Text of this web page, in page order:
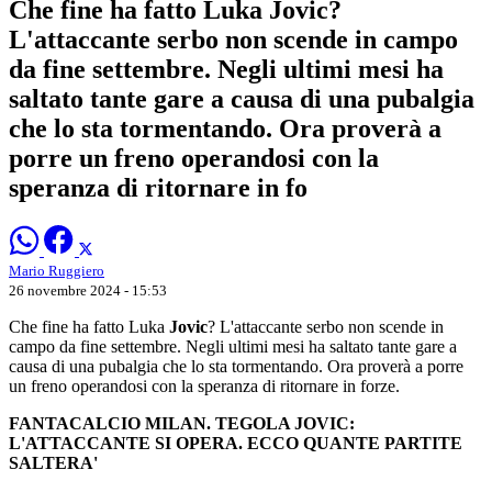
Che fine ha fatto Luka Jovic?
L'attaccante serbo non scende in campo
da fine settembre. Negli ultimi mesi ha
saltato tante gare a causa di una pubalgia
che lo sta tormentando. Ora proverà a
porre un freno operandosi con la
speranza di ritornare in fo
Mario Ruggiero
26 novembre 2024 - 15:53
Che fine ha fatto Luka Jovic? L'attaccante serbo non scende in
campo da fine settembre. Negli ultimi mesi ha saltato tante gare a
causa di una pubalgia che lo sta tormentando. Ora proverà a porre
un freno operandosi con la speranza di ritornare in forze.
FANTACALCIO MILAN. TEGOLA JOVIC:
L'ATTACCANTE SI OPERA. ECCO QUANTE PARTITE
SALTERA'